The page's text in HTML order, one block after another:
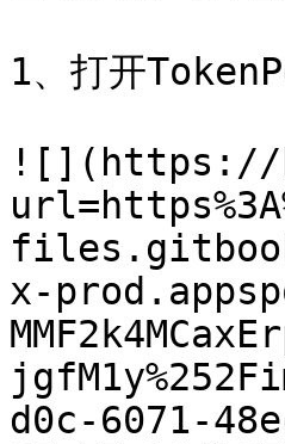
1、打开
![](https://
x-
d0c-6071-